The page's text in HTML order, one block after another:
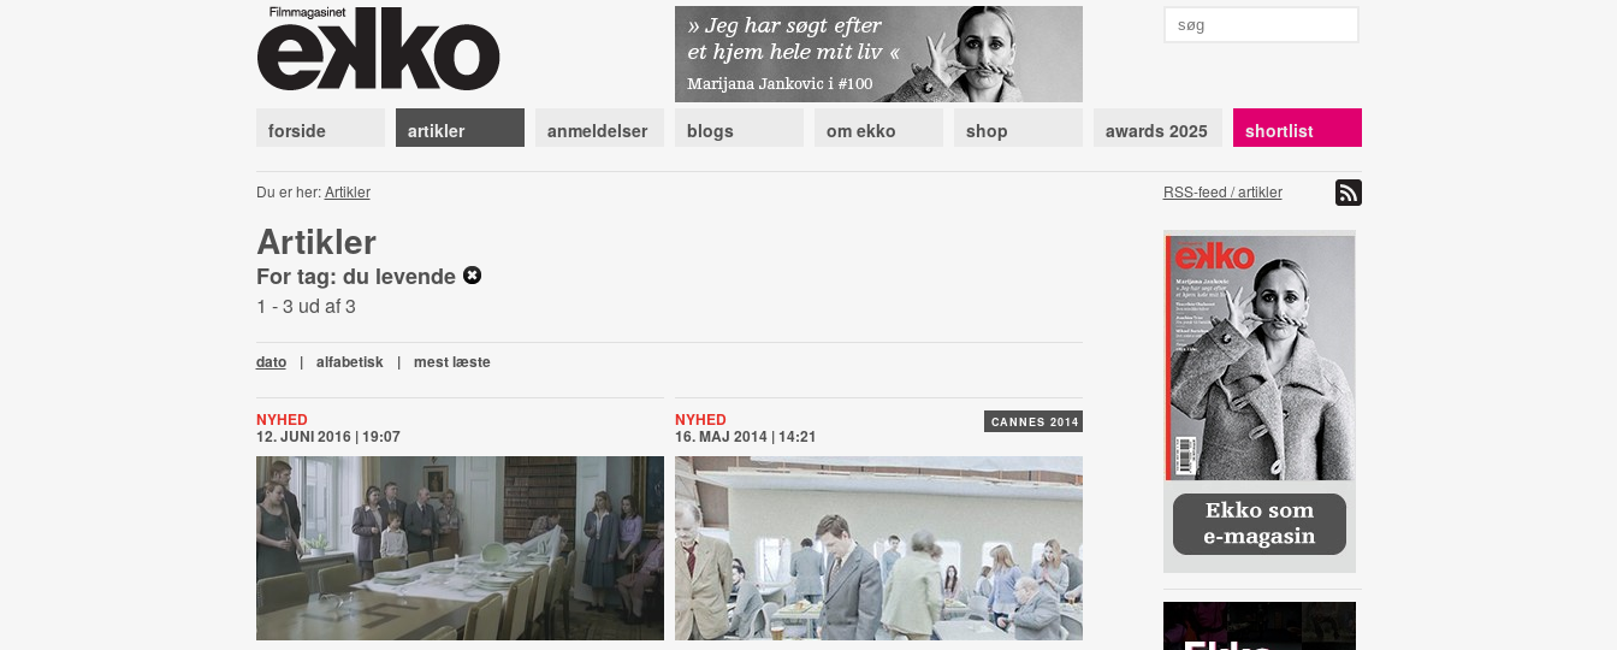
forside artikler anmeldelser blogs om ekko shop awards 2025 shortlist
Du er her:Artikler RSS-feed / artikler
Artikler
For tag: du levende
1 - 3 ud af 3
dato | alfabetisk | mest læste
NYHED
12. JUNI 2016 | 19:07
CANNES 2014
NYHED
16. MAJ 2014 | 14:21